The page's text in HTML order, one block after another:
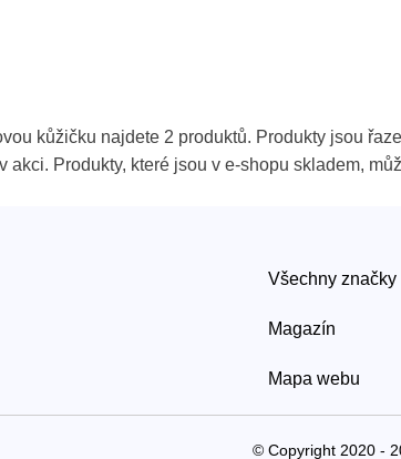
kůžičku najdete 2 produktů. Produkty jsou
akci. Produkty, které jsou v e-shopu skladem,
Všechny značky
Magazín
Mapa webu
© Copyright 2020 -